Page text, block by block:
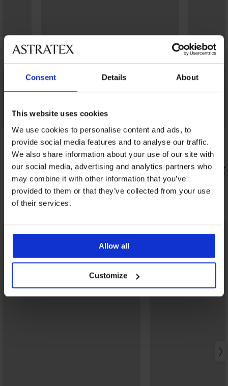
Consent Details About
This website uses cookies
We use cookies to personalise content and ads, to
provide social media features and to analyse our traffic.
We also share information about your use of our site with
our social media, advertising and analytics partners who
may combine it with other information that you’ve
provided to them or that they’ve collected from your use
of their services.
Allow all
Customize
4,7
Bestseller
4
Grudnjak Push Perfect Bardot
podstavljeni
53,99 €
Grudnjak
Otkrijte slične komade
LIMITED